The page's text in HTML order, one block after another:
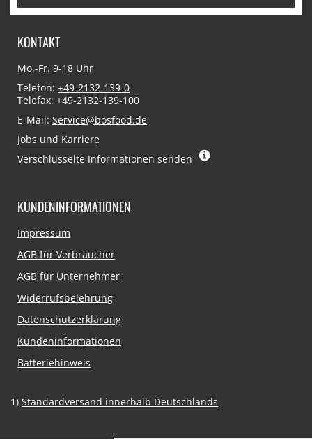
KONTAKT
Mo.-Fr. 9-18 Uhr
Telefon: +49-2132-139-0
Telefax: +49-2132-139-100
E-Mail: Service@bosfood.de
Jobs und Karriere
Verschlüsselte Informationen senden
KUNDENINFORMATIONEN
Navigation
Impressum
AGB für Verbraucher
AGB für Unternehmer
Widerrufsbelehrung
Datenschutzerklärung
Kundeninformationen
Batteriehinweis
1) Standardversand innerhalb Deutschlands